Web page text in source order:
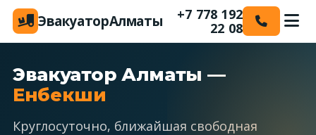
ЭвакуаторАлматы
+7 778 192
22 08
Эвакуатор Алматы —
Енбекши
Круглосуточно, ближайшая свободная